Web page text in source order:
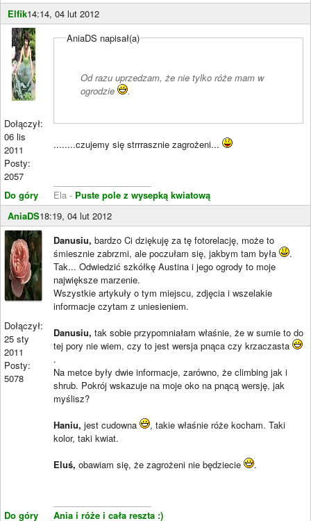
Elfik14:14, 04 lut 2012
Dołączył:
06 lis
2011
Posty:
2057
Do góry
AniaDS napisał(a)
Od razu uprzedzam, że nie tylko róże mam w
ogrodzie
.
........czujemy się strrrasznie zagrożeni...
Ela - Puste pole z wysepką kwiatową
AniaDS18:19, 04 lut 2012
Dołączył:
25 sty
2011
Posty:
5078
Do góry
Danusiu, bardzo Ci dziękuję za tę fotorelację, może to
śmiesznie zabrzmi, ale poczułam się, jakbym tam była
.
Tak... Odwiedzić szkółkę Austina i jego ogrody to moje
największe marzenie.
Wszystkie artykuły o tym miejscu, zdjęcia i wszelakie
informacje czytam z uniesieniem.
Danusiu, tak sobie przypomniałam właśnie, że w sumie to do
tej pory nie wiem, czy to jest wersja pnąca czy krzaczasta
.
Na metce były dwie informacje, zarówno, że climbing jak i
shrub. Pokrój wskazuje na moje oko na pnącą wersję, jak
myślisz?
Haniu, jest cudowna
, takie właśnie róże kocham. Taki
kolor, taki kwiat.
Eluś, obawiam się, że zagrożeni nie będziecie .
Ania i róże i cała reszta :)